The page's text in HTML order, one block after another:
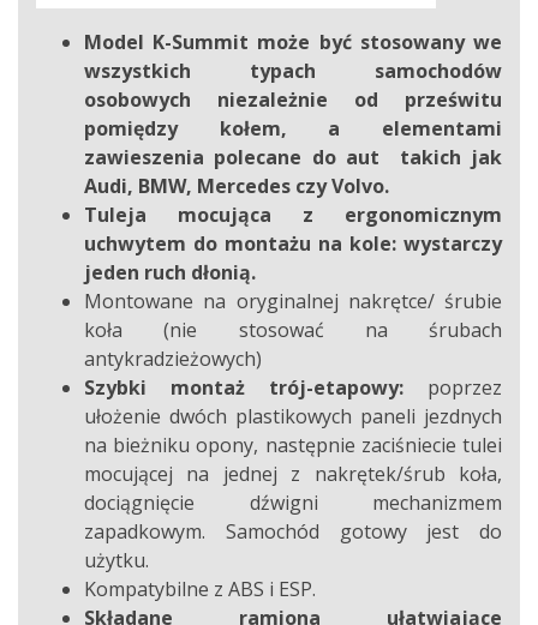
Model K-Summit może być stosowany we
wszystkich typach samochodów
osobowych niezależnie od prześwitu
pomiędzy kołem, a elementami
zawieszenia polecane do aut takich jak
Audi, BMW, Mercedes czy Volvo.
Tuleja mocująca z ergonomicznym
uchwytem do montażu na kole: wystarczy
jeden ruch dłonią.
Montowane na oryginalnej nakrętce/ śrubie
koła (nie stosować na śrubach
antykradzieżowych)
Szybki montaż trój-etapowy: poprzez
ułożenie dwóch plastikowych paneli jezdnych
na bieżniku opony, następnie zaciśniecie tulei
mocującej na jednej z nakrętek/śrub koła,
dociągnięcie dźwigni mechanizmem
zapadkowym. Samochód gotowy jest do
użytku.
Kompatybilne z ABS i ESP.
Składane ramiona ułatwiające